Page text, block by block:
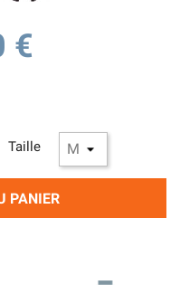
€
Taille
PANIER